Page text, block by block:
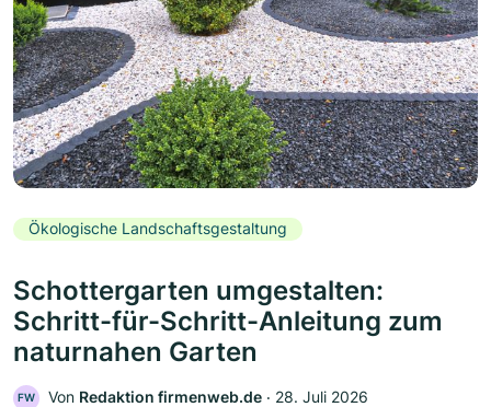
Ökologische Landschaftsgestaltung
Schottergarten umgestalten:
Schritt-für-Schritt-Anleitung zum
naturnahen Garten
FW Von Redaktion firmenweb.de ‧ 28. Juli 2026